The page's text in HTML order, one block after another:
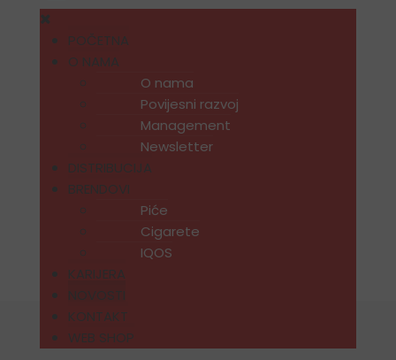
POČETNA
O NAMA
O nama
Povijesni razvoj
Management
Newsletter
DISTRIBUCIJA
BRENDOVI
Piće
Cigarete
IQOS
KARIJERA
NOVOSTI
KONTAKT
WEB SHOP